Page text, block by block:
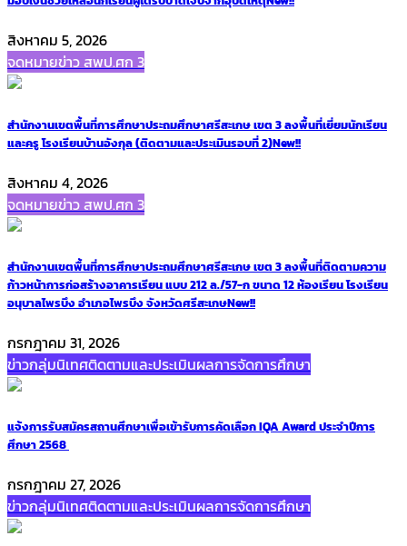
สิงหาคม 5, 2026
จดหมายข่าว สพป.ศก 3
สำนักงานเขตพื้นที่การศึกษาประถมศึกษาศรีสะเกษ เขต 3 ลงพื้นที่เยี่ยมนักเรียน
และครู โรงเรียนบ้านอังกุล (ติดตามและประเมินรอบที่ 2)New!!
สิงหาคม 4, 2026
จดหมายข่าว สพป.ศก 3
สำนักงานเขตพื้นที่การศึกษาประถมศึกษาศรีสะเกษ เขต 3 ลงพื้นที่ติดตามความ
ก้าวหน้าการก่อสร้างอาคารเรียน แบบ 212 ล./57-ก ขนาด 12 ห้องเรียน โรงเรียน
อนุบาลไพรบึง อำเภอไพรบึง จังหวัดศรีสะเกษNew!!
กรกฎาคม 31, 2026
ข่าวกลุ่มนิเทศติดตามและประเมินผลการจัดการศึกษา
แจ้งการรับสมัครสถานศึกษาเพื่อเข้ารับการคัดเลือก IQA Award ประจำปีการ
ศึกษา 2568
กรกฎาคม 27, 2026
ข่าวกลุ่มนิเทศติดตามและประเมินผลการจัดการศึกษา